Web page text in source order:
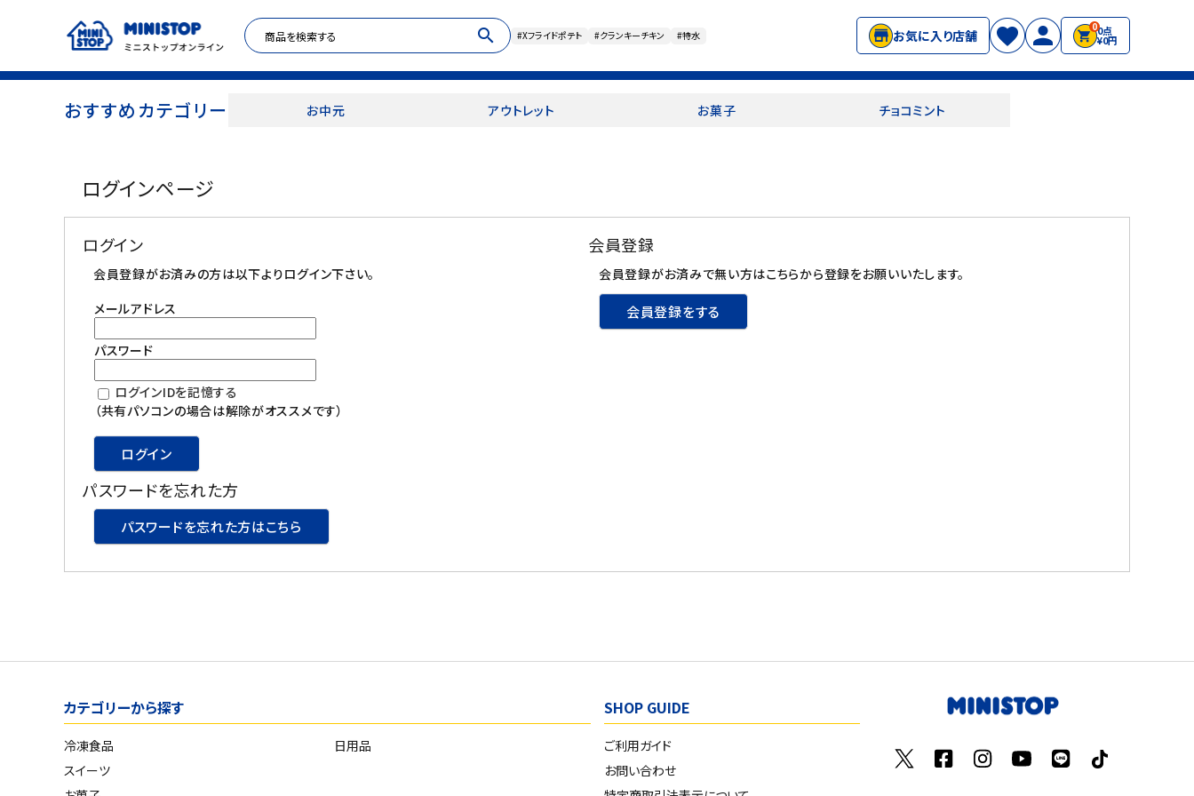
search #Xフライドポテト #クランキーチキン #特水 お気に入り店舗
00点
¥0円
おすすめカテゴリー お中元 アウトレット お菓子 チョコミント
ログイン person 新規登録
カテゴリから探す
冷凍食品
スイーツ
日用品
セール
フードロス
ペット用品
ログインページ
ログイン
会員登録がお済みの方は以下よりログイン下さい。
メールアドレス
パスワード
ログインIDを記憶する
（共有パソコンの場合は解除がオススメです）
ログイン
パスワードを忘れた方
パスワードを忘れた方はこちら
会員登録
会員登録がお済みで無い方はこちらから登録をお願いいたします。
会員登録をする
カテゴリーから探す
冷凍食品
スイーツ
日用品
SHOP GUIDE
ご利用ガイド
お問い合わせ